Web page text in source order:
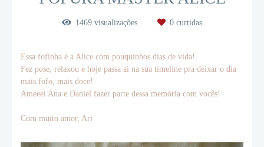
1469 visualizações 0 curtidas
Essa fofinha é a Alice com pouquinhos dias de vida!
Fez pose, relaxou e hoje passa ai na sua timeline pra deixar o dia
mais fofo, mais doce!
Ameeei Ana e Daniel fazer parte dessa memória com vocês!
Com muito amor, Ari